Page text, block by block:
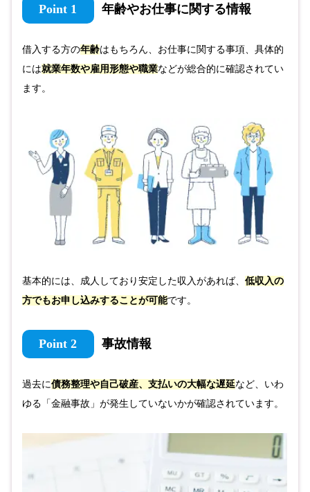
Point 1 年齢やお仕事に関する情報
借入する方の年齢はもちろん、お仕事に関する事項、具体的
には就業年数や雇用形態や職業などが総合的に確認されてい
ます。
基本的には、成人しており安定した収入があれば、 低収入の
方でもお申し込みすることが可能です。
Point 2 事故情報
過去に債務整理や自己破産、支払いの大幅な遅延など、いわ
ゆる「金融事故」が発生していないかが確認されています。